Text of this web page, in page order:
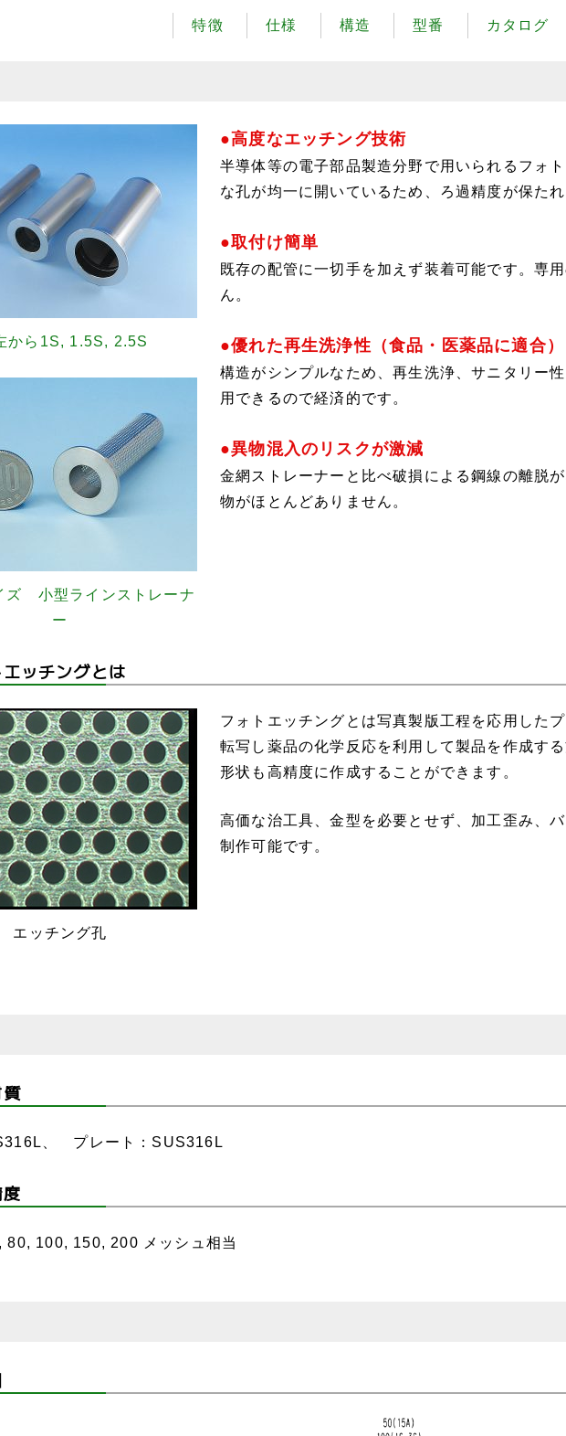
特徴 仕様 構造 型番 カタログ
から1S, 1.5S, 2.5S
ズ 小型ラインストレーナ
ー
●高度なエッチング技術
半導体等の電子部品製造分野で用いられるフォ
な孔が均一に開いているため、ろ過精度が保たれ
●取付け簡単
既存の配管に一切手を加えず装着可能です。専
ん。
●優れた再生洗浄性（食品・医薬品に適合）
構造がシンプルなため、再生洗浄、サニタリー
用できるので経済的です。
●異物混入のリスクが激減
金網ストレーナーと比べ破損による鋼線の離脱
物がほとんどありません。
ッチングとは
エッチング孔
フォトエッチングとは写真製版工程を応用した
転写し薬品の化学反応を利用して製品を作成す
形状も高精度に作成することができます。
高価な治工具、金型を必要とせず、加工歪み、
制作可能です。
、 プレート：SUS316L
80, 100, 150, 200 メッシュ相当